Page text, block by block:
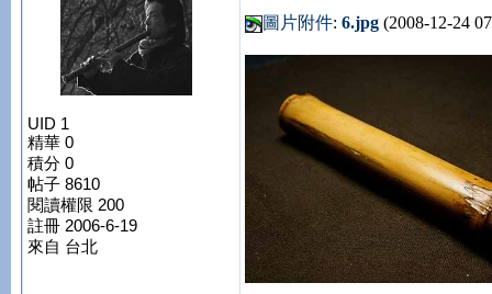
UID 1
精華 0
積分 0
帖子 8610
閱讀權限 200
註冊 2006-6-19
來自 台北
圖片附件:6.jpg (2008-12-24